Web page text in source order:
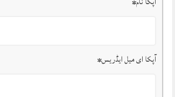
آپکا ای میل ایڈریس*